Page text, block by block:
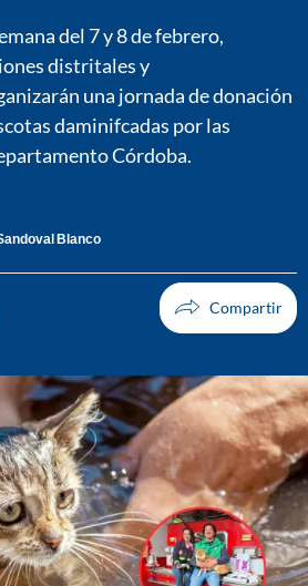
del 7 y 8 de febrero,
distritales y
una jornada de donación
daminifcadas por las
Córdoba.
Blanco